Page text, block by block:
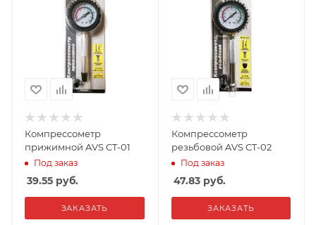
Компрессометр
прижимной AVS CT-01
Под заказ
39.55 руб.
ЗАКАЗАТЬ
Компрессометр
резьбовой AVS CT-02
Под заказ
47.83руб.
ЗАКАЗАТЬ